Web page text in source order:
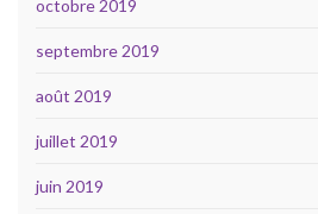
octobre 2019
septembre 2019
août 2019
juillet 2019
juin 2019